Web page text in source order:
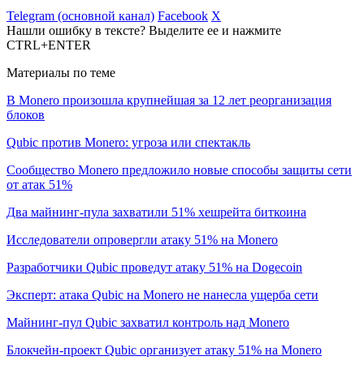
Telegram (основной канал) Facebook X
Нашли ошибку в тексте? Выделите ее и нажмите
CTRL+ENTER
Материалы по теме
В Monero произошла крупнейшая за 12 лет реорганизация
блоков
Qubic против Monero: угроза или спектакль
Сообщество Monero предложило новые способы защиты сети
от атак 51%
Два майнинг-пула захватили 51% хешрейта биткоина
Исследователи опровергли атаку 51% на Monero
Разработчики Qubic проведут атаку 51% на Dogecoin
Эксперт: атака Qubic на Monero не нанесла ущерба сети
Майнинг-пул Qubic захватил контроль над Monero
Блокчейн-проект Qubic организует атаку 51% на Monero